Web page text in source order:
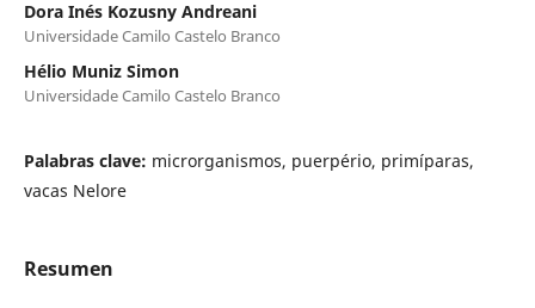
Dora Inés Kozusny Andreani
Universidade Camilo Castelo Branco
Hélio Muniz Simon
Universidade Camilo Castelo Branco
Palabras clave: microrganismos, puerpério, primíparas,
vacas Nelore
Resumen